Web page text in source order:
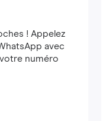
! Appelez
avec
numéro